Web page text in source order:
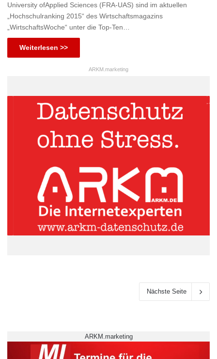
University ofApplied Sciences (FRA-UAS) sind im aktuellen
„Hochschulranking 2015“ des Wirtschaftsmagazins
„WirtschaftsWoche“ unter die Top-Ten…
Weiterlesen >>
ARKM.marketing
Nächste Seite
ARKM.marketing